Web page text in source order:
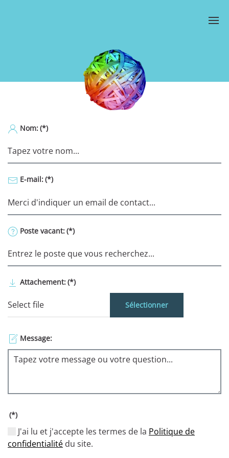
Nom:(*)
E-mail:(*)
Poste vacant:(*)
Attachement:(*)
Sélectionner
Message:
(*)
J'ai lu et j'accepte les termes de la Politique de
confidentialité du site.